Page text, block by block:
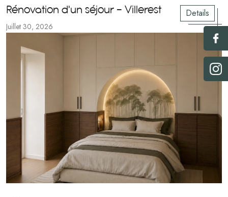
Rénovation d'un séjour - Villerest
Juillet 30, 2026
Details